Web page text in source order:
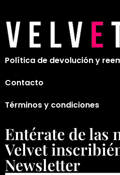
Política de devolución y
Contacto
Términos y condiciones
Entérate de las
Velvet
Newsletter